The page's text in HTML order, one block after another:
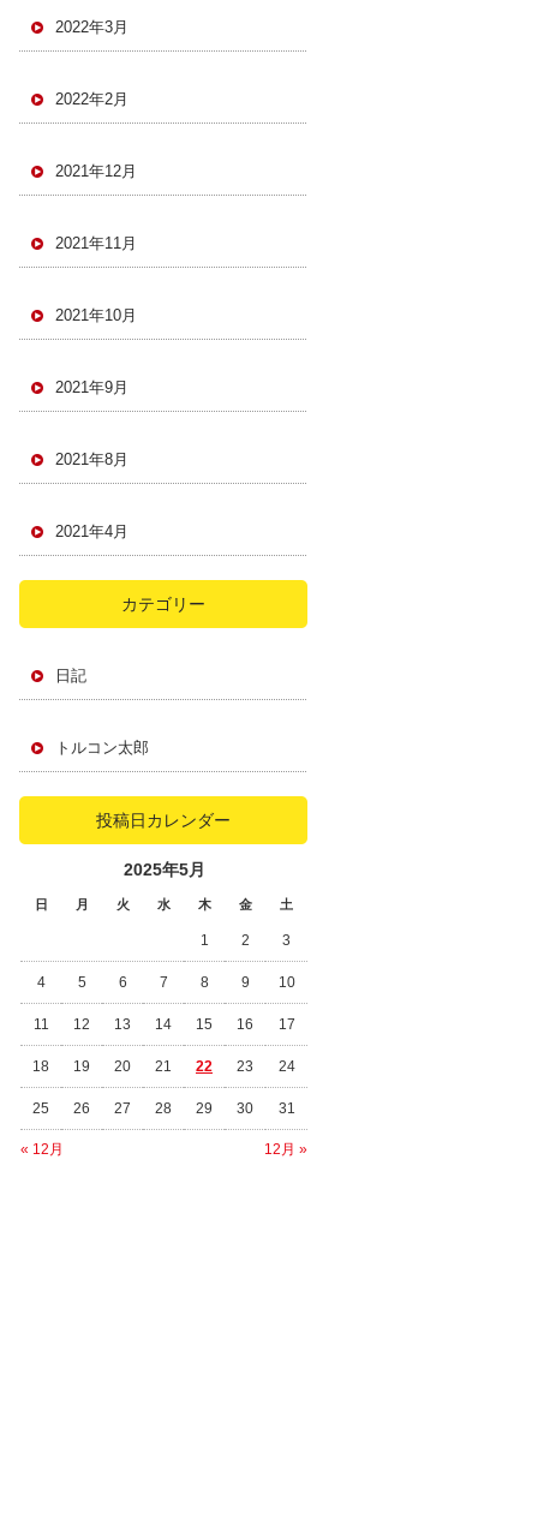
2022年3月
2022年2月
2021年12月
2021年11月
2021年10月
2021年9月
2021年8月
2021年4月
カテゴリー
日記
トルコン太郎
投稿日カレンダー
2025年5月
日 月 火 水 木 金 土
« 12月 12月 »
1 2 3
4 5 6 7 8 9 10
11 12 13 14 15 16 17
18 19 20 21 22 23 24
25 26 27 28 29 30 31